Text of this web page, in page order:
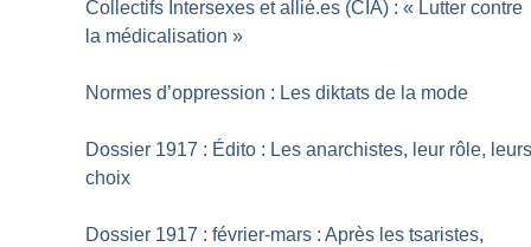
Collectifs Intersexes et allié.es (CIA) : « Lutter contre
la médicalisation »
Normes d’oppression : Les diktats de la mode
Dossier 1917 : Édito : Les anarchistes, leur rôle,
choix
Dossier 1917 : février-mars : Après les tsaristes,